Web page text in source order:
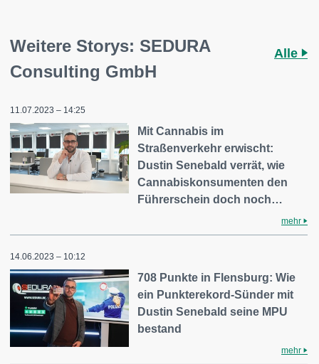
Weitere Storys: SEDURA
Consulting GmbH
Alle
11.07.2023 – 14:25
Mit Cannabis im
Straßenverkehr erwischt:
Dustin Senebald verrät, wie
Cannabiskonsumenten den
Führerschein doch noch…
mehr
14.06.2023 – 10:12
708 Punkte in Flensburg: Wie
ein Punkterekord-Sünder mit
Dustin Senebald seine MPU
bestand
mehr